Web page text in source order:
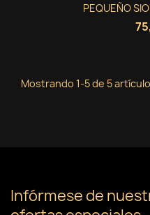
PEQUEÑO
Mostrando 1-5 de 5
Infórmese de